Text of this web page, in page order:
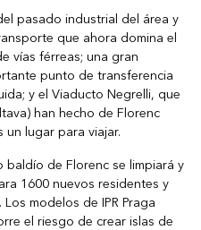
pasado industrial del área y
que ahora domina el
vías férreas; una gran
punto de transferencia
y el Viaducto Negrelli, que
han hecho de Florenc
lugar para viajar.
de Florenc se limpiará y
1600 nuevos residentes y
modelos de IPR Praga
el riesgo de crear islas de